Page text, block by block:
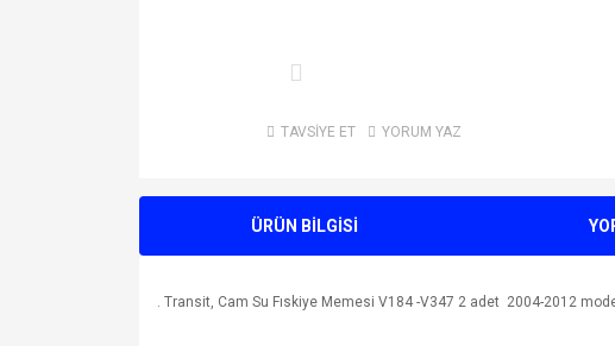
TAVSİYE ET YORUM YAZ
ÜRÜN BİLGİSİ
. Transit, Cam Su Fıskiye Memesi V184 -V347 2 adet 2004-2012